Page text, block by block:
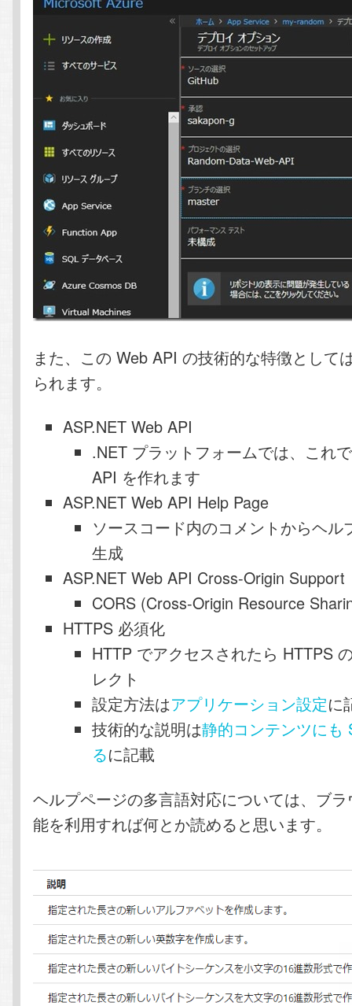
また、この Web API の技術的な特徴として
られます。
ASP.NET Web API
.NET プラットフォームでは、これ
API を作れます
ASP.NET Web API Help Page
ソースコード内のコメントからヘル
生成
ASP.NET Web API Cross-Origin Support
CORS (Cross-Origin Resource
HTTPS 必須化
HTTP でアクセスされたら HTTPS
レクト
設定方法はアプリケーション設定に
技術的な説明は静的コンテンツにも
るに記載
ヘルプページの多言語対応については、ブ
能を利用すれば何とか読めると思います。